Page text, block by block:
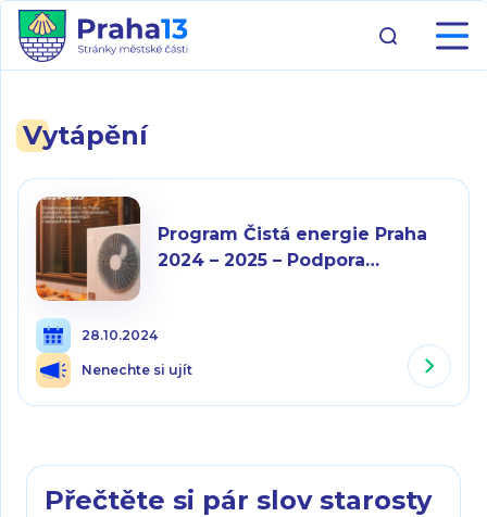
Vytápění
Program Čistá energie Praha
2024 – 2025 – Podpora
28.10.2024
Nenechte si ujít
Přečtěte si pár slov starosty